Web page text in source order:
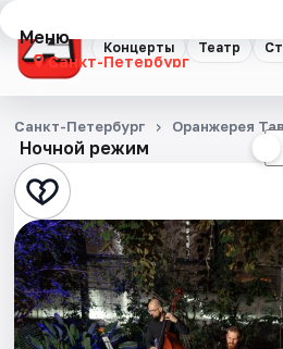
Концерты Театр
Меню
Санкт-Петербург
Концерты
Театр
Стендап
Выставки
Квесты
Ночной режим
Санкт-Петербург Оранжерея